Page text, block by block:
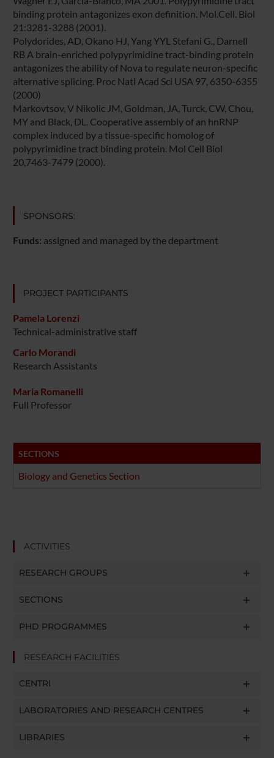
binding protein antagonizes exon definition. Mol.Cell. Biol
21:3281-3288 (2001).
Polydorides, AD, Okano HJ, Yang YYL Stefani G., Darnell
RB A brain-enriched polypyrimidine tract-binding protein
antagonizes the ability of Nova to regulate neuron-specific
alternative splicing. Proc Natl Acad Sci USA 97, 6350-6355
(2000)
Markovtsov, V Nikolic JM, Goldman, JA, Turck, CW, Chou,
MY and Black, DL. Cooperative assembly of an hnRNP
complex induced by a tissue-specific homolog of
polypyrimidine tract binding protein. Mol Cell Biol
20,7463-7479 (2000).
SPONSORS:
Funds: assigned and managed by the department
PROJECT PARTICIPANTS
Pamela Lorenzi
Technical-administrative staff
Carlo Morandi
Research Assistants
Maria Romanelli
Full Professor
SECTIONS
Biology and Genetics Section
ACTIVITIES
RESEARCH GROUPS
SECTIONS
PHD PROGRAMMES
RESEARCH FACILITIES
CENTRI
LABORATORIES AND RESEARCH CENTRES
LIBRARIES